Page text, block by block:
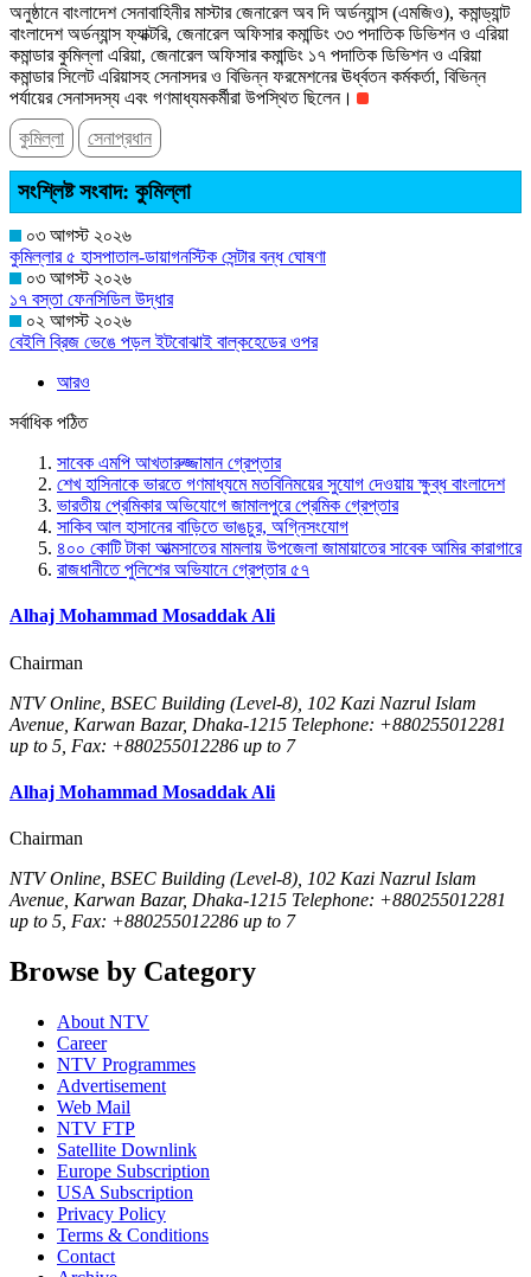
অনুষ্ঠানে বাংলাদেশ সেনাবাহিনীর মাস্টার জেনারেল অব দি অর্ডন্যান্স (এমজিও), কমান্ড্যান্ট
বাংলাদেশ অর্ডন্যান্স ফ্যাক্টরি, জেনারেল অফিসার কমান্ডিং ৩৩ পদাতিক ডিভিশন ও এরিয়া
কমান্ডার কুমিল্লা এরিয়া, জেনারেল অফিসার কমান্ডিং ১৭ পদাতিক ডিভিশন ও এরিয়া
কমান্ডার সিলেট এরিয়াসহ সেনাসদর ও বিভিন্ন ফরমেশনের ঊর্ধ্বতন কর্মকর্তা, বিভিন্ন
পর্যায়ের সেনাসদস্য এবং গণমাধ্যমকর্মীরা উপস্থিত ছিলেন।
কুমিল্লা
সেনাপ্রধান
সংশ্লিষ্ট সংবাদ: কুমিল্লা
০৩ আগস্ট ২০২৬
কুমিল্লার ৫ হাসপাতাল-ডায়াগনস্টিক সেন্টার বন্ধ ঘোষণা
০৩ আগস্ট ২০২৬
১৭ বস্তা ফেনসিডিল উদ্ধার
০২ আগস্ট ২০২৬
বেইলি ব্রিজ ভেঙে পড়ল ইটবোঝাই বাল্কহেডের ওপর
আরও
সর্বাধিক পঠিত
সাবেক এমপি আখতারুজ্জামান গ্রেপ্তার
শেখ হাসিনাকে ভারতে গণমাধ্যমে মতবিনিময়ের সুযোগ দেওয়ায় ক্ষুব্ধ বাংলাদেশ
ভারতীয় প্রেমিকার অভিযোগে জামালপুরে প্রেমিক গ্রেপ্তার
সাকিব আল হাসানের বাড়িতে ভাঙচুর, অগ্নিসংযোগ
৪০০ কোটি টাকা আত্মসাতের মামলায় উপজেলা জামায়াতের সাবেক আমির কারাগারে
রাজধানীতে পুলিশের অভিযানে গ্রেপ্তার ৫৭
Alhaj Mohammad Mosaddak Ali
Chairman
NTV Online, BSEC Building (Level-8), 102 Kazi Nazrul Islam
Avenue, Karwan Bazar, Dhaka-1215 Telephone: +880255012281
up to 5, Fax: +880255012286 up to 7
Alhaj Mohammad Mosaddak Ali
Chairman
NTV Online, BSEC Building (Level-8), 102 Kazi Nazrul Islam
Avenue, Karwan Bazar, Dhaka-1215 Telephone: +880255012281
up to 5, Fax: +880255012286 up to 7
Browse by Category
About NTV
Career
NTV Programmes
Advertisement
Web Mail
NTV FTP
Satellite Downlink
Europe Subscription
USA Subscription
Privacy Policy
Terms & Conditions
Contact